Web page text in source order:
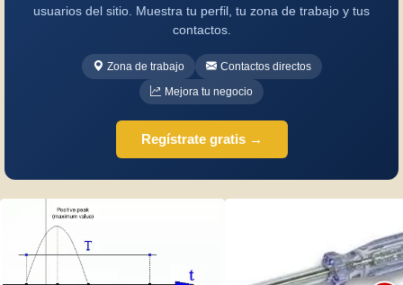
usuarios del sitio. Muestra tu perfil, tu zona de trabajo y tus
contactos.
Zona de trabajo
Contactos directos
Mejora tu negocio
Regístrate gratis →